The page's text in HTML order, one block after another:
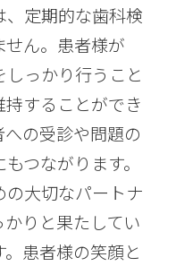
定期的な歯科検
ん。患者様が
っかり行うこと
することができ
の受診や問題の
つながります。
大切なパートナ
りと果たしてい
患者様の笑顔と